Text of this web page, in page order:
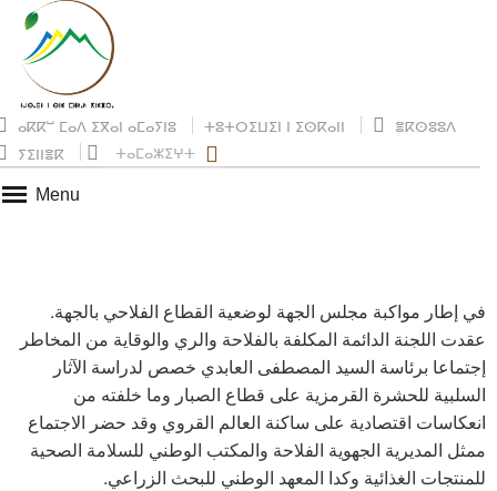
ⴰⴽⴽⵯ ⵎⴰⴷ ⵉⴳⴰⵏ ⴰⵎⴰⵢⵏⵓ ⵜⵓⵜⵔⵉⵡⵉⵏ ⵏ ⵉⵙⴽⴰⵏⵏ
ⴻⴽⵙⵓⵓⴷ
ⵢⵉⵏⵏⴻⴽ
ⵜⴰⵎⴰⵣⵉⵖⵜ
Menu
في إطار مواكبة مجلس الجهة لوضعية القطاع الفلاحي بالجهة.
عقدت اللجنة الدائمة المكلفة بالفلاحة والري والوقاية من المخاطر
إجتماعا برئاسة السيد المصطفى العابدي خصص لدراسة الآثار
السلبية للحشرة القرمزية على قطاع الصبار وما خلفته من
انعكاسات اقتصادية على ساكنة العالم القروي وقد حضر الاجتماع
ممثل المديرية الجهوية الفلاحة والمكتب الوطني للسلامة الصحية
للمنتجات الغذائية وكدا المعهد الوطني للبحث الزراعي.